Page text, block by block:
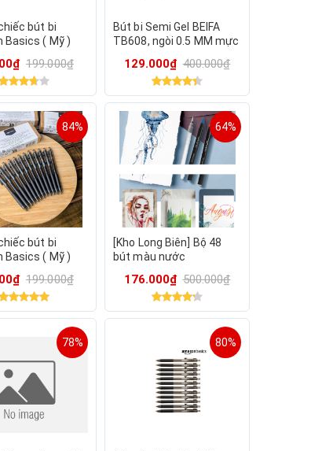
bút bi
Basics ( Mỹ )
& chữ đẹp.
199.000₫
Bút bi Semi Gel BEIFA
TB608, ngòi 0.5 MM mực
129.000₫ 400.000₫
84%
bút bi
Basics ( Mỹ )
& chữ đẹp.
199.000₫
64%
[Kho Long Biên] Bộ 48
bút màu nước
Watercolor Brush Pens (
176.000₫ 500.000₫
78% 80%